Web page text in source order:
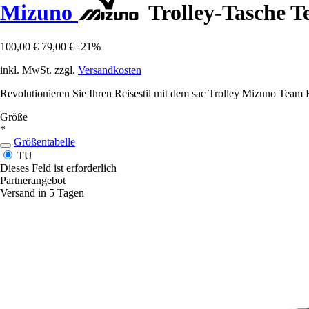
Mizuno Trolley-Tasche
100,00 € 79,00 € -21%
inkl. MwSt. zzgl. Versandkosten
Revolutionieren Sie Ihren Reisestil mit dem sac Trolley Mizuno
Größe
*
Größentabelle
TU
Dieses Feld ist erforderlich
Partnerangebot
Versand in 5 Tagen